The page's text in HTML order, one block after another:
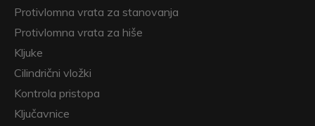
Protivlomna vrata za stanovanja
Protivlomna vrata za hiše
Kljuke
Cilindrični vložki
Kontrola pristopa
Ključavnice